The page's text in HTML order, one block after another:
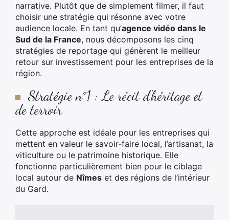
narrative. Plutôt que de simplement filmer, il faut
choisir une stratégie qui résonne avec votre
audience locale. En tant qu’agence vidéo dans le
Sud de la France, nous décomposons les cinq
stratégies de reportage qui génèrent le meilleur
retour sur investissement pour les entreprises de la
région.
Stratégie n°1 : Le récit d'héritage et
de terroir
Cette approche est idéale pour les entreprises qui
mettent en valeur le savoir-faire local, l’artisanat, la
viticulture ou le patrimoine historique. Elle
fonctionne particulièrement bien pour le ciblage
local autour de Nîmes et des régions de l’intérieur
du Gard.